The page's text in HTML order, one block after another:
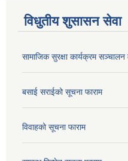
विधुतीय शुसासन सेवा
सामाजिक सुरक्षा कार्यक्रम सञ्चालन
बसाई सराईको सूचना फाराम
विवाहको सूचना फाराम